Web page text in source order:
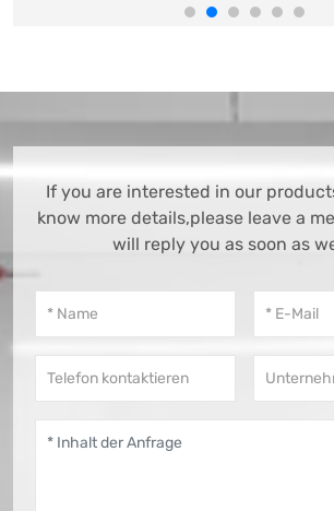
If you are interested in our
know more details,please leave a
will reply you as soon as